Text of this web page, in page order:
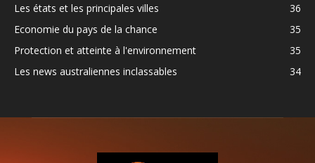
Les états et les principales villes
36
Economie du pays de la chance
35
Protection et atteinte à l'environnement
35
Les news australiennes inclassables
34